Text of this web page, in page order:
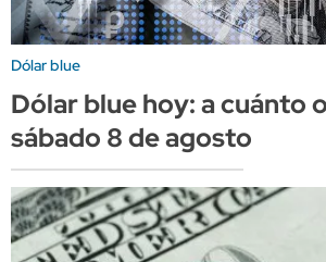
Dólar blue
Dólar blue hoy: a cuánto
sábado 8 de agosto